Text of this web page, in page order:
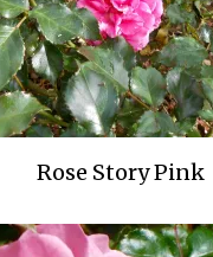
Rose Story Pink